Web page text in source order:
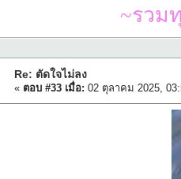
~รวม
Re: ตัดใจไม่ลง
« ตอบ #33 เมื่อ: 02 ตุลาคม 2025,